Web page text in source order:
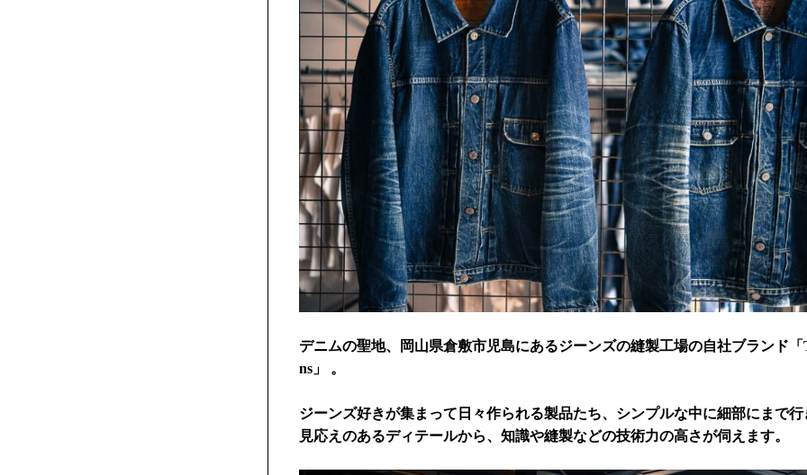
デニムの聖地、岡山県倉敷市児島にあるジーンズの縫製工場の自社ブランド「
ns」 。
ジーンズ好きが集まって日々作られる製品たち、シンプルな中に細部にまで
見応えのあるディテールから、知識や縫製などの技術力の高さが伺えます。